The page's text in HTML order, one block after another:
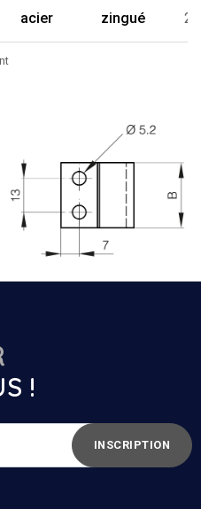
acier zingué
!
INSCRIPTION